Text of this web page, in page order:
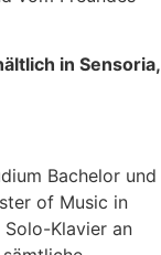
in Sensoria,
Bachelor und
of Music in
Klavier an